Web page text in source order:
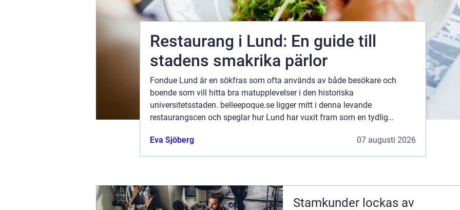
Restaurang i Lund: En guide till
stadens smakrika pärlor
Fondue Lund är en sökfras som ofta används av både besökare och
boende som vill hitta bra matupplevelser i den historiska
universitetsstaden. belleepoque.se ligger mitt i denna levande
restaurangscen och speglar hur Lund har vuxit fram som en tydlig
Eva Sjöberg
07 augusti 2026
Stamkunder lockas av